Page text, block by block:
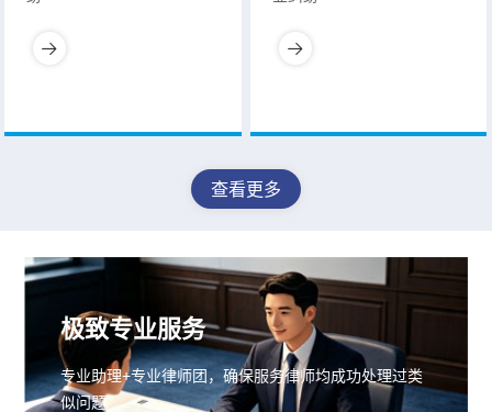
查看更多
极致专业服务
专业助理+专业律师团，确保服务律师均成功处理过类
似问题